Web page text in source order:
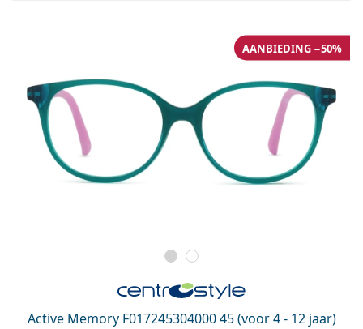
Active Memory F017245304000 45 (voor 4 - 12 jaar)
AANBIEDING −50%